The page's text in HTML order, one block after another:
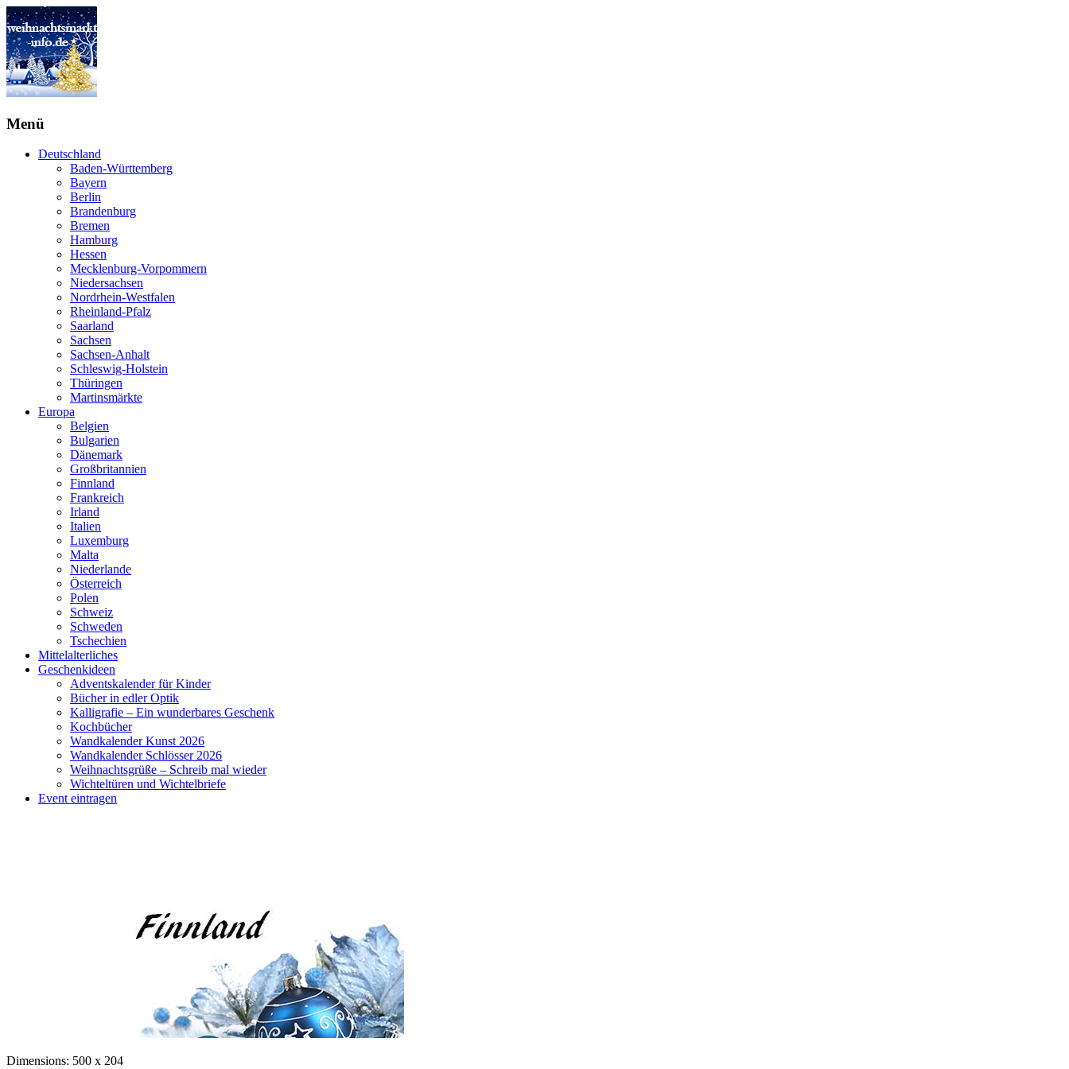
Menü
Deutschland
Baden-Württemberg
Bayern
Berlin
Brandenburg
Bremen
Hamburg
Hessen
Mecklenburg-Vorpommern
Niedersachsen
Nordrhein-Westfalen
Rheinland-Pfalz
Saarland
Sachsen
Sachsen-Anhalt
Schleswig-Holstein
Thüringen
Martinsmärkte
Europa
Belgien
Bulgarien
Dänemark
Großbritannien
Finnland
Frankreich
Irland
Italien
Luxemburg
Malta
Niederlande
Österreich
Polen
Schweiz
Schweden
Tschechien
Mittelalterliches
Geschenkideen
Adventskalender für Kinder
Bücher in edler Optik
Kalligrafie – Ein wunderbares Geschenk
Kochbücher
Wandkalender Kunst 2026
Wandkalender Schlösser 2026
Weihnachtsgrüße – Schreib mal wieder
Wichteltüren und Wichtelbriefe
Event eintragen
Dimensions: 500 x 204